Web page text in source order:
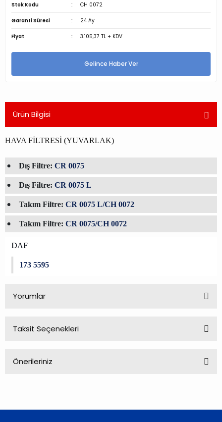
Stok Kodu CH 0072
Garanti Süresi 24 Ay
Fiyat 3.105,37 TL + KDV
Gelince Haber Ver
Ürün Bilgisi
HAVA FİLTRESİ (YUVARLAK)
Dış Filtre: CR 0075
Dış Filtre: CR 0075 L
Takım Filtre: CR 0075 L/CH 0072
Takım Filtre: CR 0075/CH 0072
DAF
173 5595
Yorumlar
Taksit Seçenekleri
Önerileriniz